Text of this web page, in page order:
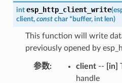
int esp_http_client_write(
client, const char * buffer, int len)
This function will write
previously opened by
参数 client-- [in]
handle